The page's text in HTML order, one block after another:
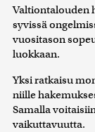
Valtiontalouden
syvissä
vuositason
luokkaan.
Yksi ratkaisu
niille
Samalla
vaikuttavuutta.